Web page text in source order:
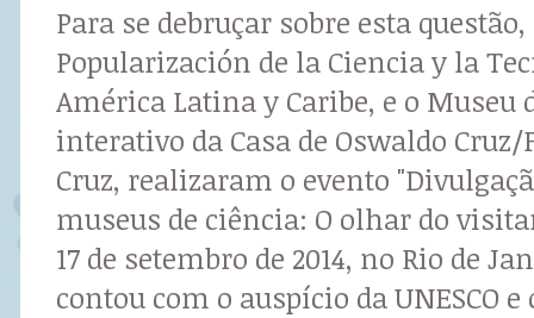
Para se debruçar sobre esta questão,
Popularización de la Ciencia y la
América Latina y Caribe, e o Museu
interativo da Casa de Oswaldo
Cruz, realizaram o evento
museus de ciência: O olhar do
17 de setembro de 2014, no Rio de
contou com o auspício da UNESCO e